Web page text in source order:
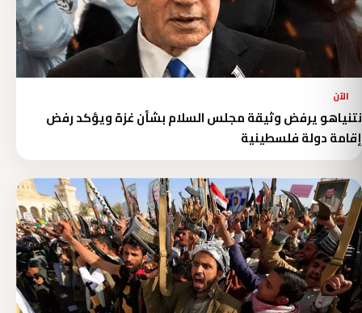
الآن
نتنياهو يرفض وثيقة مجلس السلام بشأن غزة ويؤكد رفض
إقامة دولة فلسطينية